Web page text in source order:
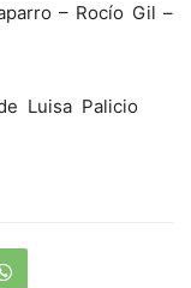
– Rocío Gil –
Luisa Palicio